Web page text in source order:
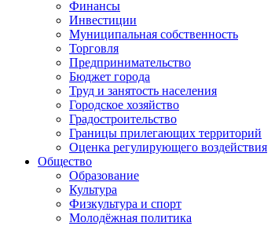
Финансы
Инвестиции
Муниципальная собственность
Торговля
Предпринимательство
Бюджет города
Труд и занятость населения
Городское хозяйство
Градостроительство
Границы прилегающих территорий
Оценка регулирующего воздействия
Общество
Образование
Культура
Физкультура и спорт
Молодёжная политика